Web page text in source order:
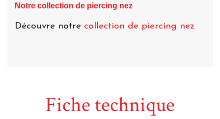
Notre collection de piercing nez
Découvre notre collection de piercing nez
Fiche technique